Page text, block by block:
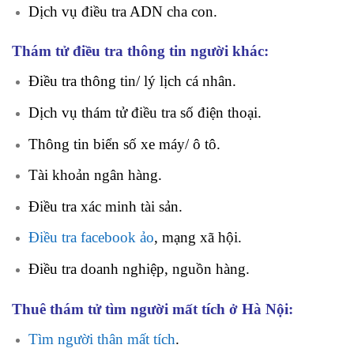
Dịch vụ điều tra ADN cha con.
Thám tử điều tra thông tin người khác:
Điều tra thông tin/ lý lịch cá nhân.
Dịch vụ thám tử điều tra số điện thoại.
Thông tin biển số xe máy/ ô tô.
Tài khoản ngân hàng.
Điều tra xác minh tài sản.
Điều tra facebook ảo, mạng xã hội.
Điều tra doanh nghiệp, nguồn hàng.
Thuê thám tử tìm người mất tích ở Hà Nội:
Tìm người thân mất tích.